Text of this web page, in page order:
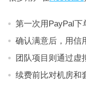
第一次用PayPal下
确认满意后，用信
团队项目则通过虚
续费前比对机房和